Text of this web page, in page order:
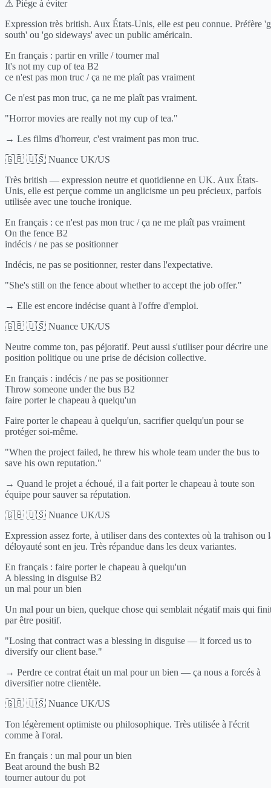
⚠ Piège à éviter
Expression très british. Aux États-Unis, elle est peu connue. Préfère
south' ou 'go sideways' avec un public américain.
En français : partir en vrille / tourner mal
It's not my cup of tea B2
ce n'est pas mon truc / ça ne me plaît pas vraiment
Ce n'est pas mon truc, ça ne me plaît pas vraiment.
"Horror movies are really not my cup of tea."
→ Les films d'horreur, c'est vraiment pas mon truc.
🇬🇧 🇺🇸 Nuance UK/US
Très british — expression neutre et quotidienne en UK. Aux États-
Unis, elle est perçue comme un anglicisme un peu précieux, parfois
utilisée avec une touche ironique.
En français : ce n'est pas mon truc / ça ne me plaît pas vraiment
On the fence B2
indécis / ne pas se positionner
Indécis, ne pas se positionner, rester dans l'expectative.
"She's still on the fence about whether to accept the job offer."
→ Elle est encore indécise quant à l'offre d'emploi.
🇬🇧 🇺🇸 Nuance UK/US
Neutre comme ton, pas péjoratif. Peut aussi s'utiliser pour décrire une
position politique ou une prise de décision collective.
En français : indécis / ne pas se positionner
Throw someone under the bus B2
faire porter le chapeau à quelqu'un
Faire porter le chapeau à quelqu'un, sacrifier quelqu'un pour se
protéger soi-même.
"When the project failed, he threw his whole team under the bus to
save his own reputation."
→ Quand le projet a échoué, il a fait porter le chapeau à toute son
équipe pour sauver sa réputation.
🇬🇧 🇺🇸 Nuance UK/US
Expression assez forte, à utiliser dans des contextes où la trahison ou
déloyauté sont en jeu. Très répandue dans les deux variantes.
En français : faire porter le chapeau à quelqu'un
A blessing in disguise B2
un mal pour un bien
Un mal pour un bien, quelque chose qui semblait négatif mais qui
par être positif.
"Losing that contract was a blessing in disguise — it forced us to
diversify our client base."
→ Perdre ce contrat était un mal pour un bien — ça nous a forcés à
diversifier notre clientèle.
🇬🇧 🇺🇸 Nuance UK/US
Ton légèrement optimiste ou philosophique. Très utilisée à l'écrit
comme à l'oral.
En français : un mal pour un bien
Beat around the bush B2
tourner autour du pot